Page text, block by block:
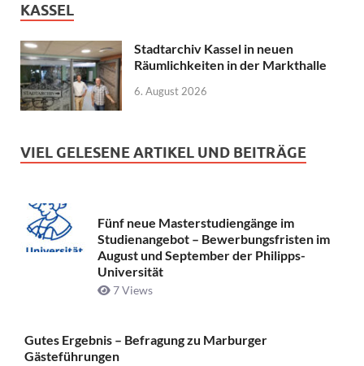
KASSEL
Stadtarchiv Kassel in neuen
Räumlichkeiten in der Markthalle
6. August 2026
VIEL GELESENE ARTIKEL UND BEITRÄGE
Fünf neue Masterstudiengänge im
Studienangebot – Bewerbungsfristen im
August und September der Philipps-
Universität
7 Views
Gutes Ergebnis – Befragung zu Marburger
Gästeführungen